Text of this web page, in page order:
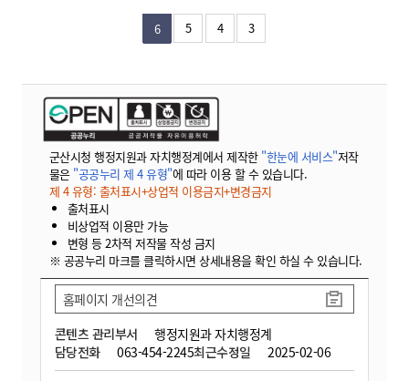
6 5 4 3
군산시청 행정지원과 자치행정계에서 제작한 "한눈에 서비스"저작
물은 "공공누리 제 4 유형"에 따라 이용 할 수 있습니다.
제 4 유형: 출처표시+상업적 이용금지+변경금지
출처표시
비상업적 이용만 가능
변형 등 2차적 저작물 작성 금지
※ 공공누리 마크를 클릭하시면 상세내용을 확인 하실 수 있습니다.
콘텐츠 관리부서
행정지원과 자치행정계
담당전화
063-454-2245최근수정일 2025-02-06
홈페이지 개선의견